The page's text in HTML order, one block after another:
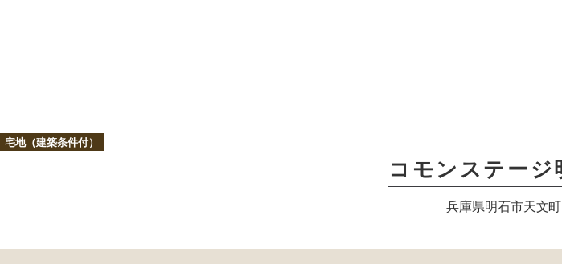
宅地（建築条件付）
コモンステー
兵庫県明石市天文